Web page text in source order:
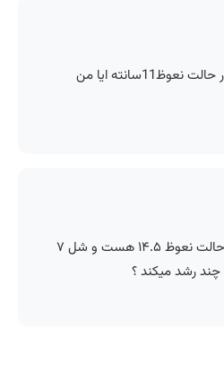
سلام من 17سالمه و التم در حالت نعوظ11سانته ایا من
سلام من ۱۵ سالمه التم در حالت نعوظ ۱۴.۵ هست و شل ۷
رشد میکند ؟